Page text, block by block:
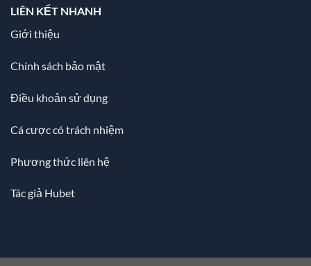
LIÊN KẾT NHANH
Giới thiệu
Chính sách bảo mật
Điều khoản sử dụng
Cá cược có trách nhiệm
Phương thức liên hệ
Tác giả Hubet